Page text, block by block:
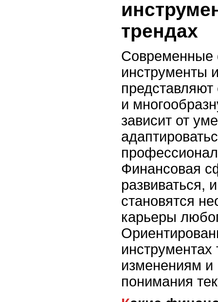
трендах
Современные
инструменты
и
зависит от
Финансовая
развиваться,
становятся
карьеры
инструментах
изменениям и
понимания